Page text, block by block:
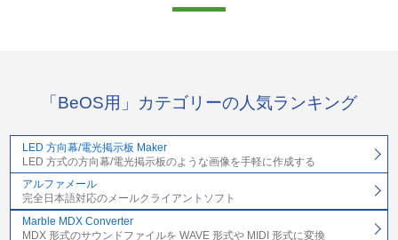
「BeOS用」カテゴリーの人気ランキング
LED 方向幕/電光掲示板 Maker
LED 方式の方向幕/電光掲示板のような画像を手軽に作成する
アルファメール
完全日本語対応のメールクライアントソフト
Marble MDX Converter
MDX 形式のサウンドファイルを WAVE 形式や MIDI 形式に変換